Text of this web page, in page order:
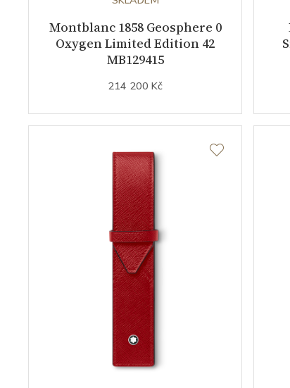
Montblanc 1858 Geosphere 0
Oxygen Limited Edition 42
MB129415
214 200 Kč